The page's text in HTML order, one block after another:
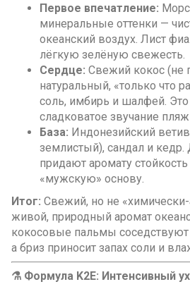
Первое впечатление:
минеральные оттенки —
океанский воздух. Лист
лёгкую зелёную свежесть.
Сердце: Свежий кокос (не
натуральный, «только что
соль, имбирь и шалфей. Это
сладковатое звучание
База: Индонезийский
землистый), сандал и
придают аромату
«мужскую» основу.
Итог: Свежий, но не «химически-
живой, природный аромат
кокосовые пальмы
а бриз приносит запах соли и
⚗️ Формула K2E: Интенсивный